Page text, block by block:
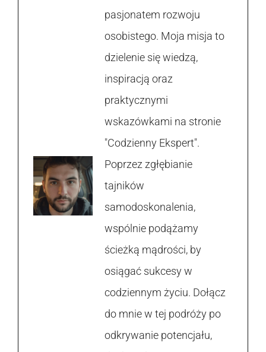
pasjonatem rozwoju
osobistego. Moja misja to
dzielenie się wiedzą,
inspiracją oraz
praktycznymi
wskazówkami na stronie
"Codzienny Ekspert".
Poprzez zgłębianie
tajników
samodoskonalenia,
wspólnie podążamy
ścieżką mądrości, by
osiągać sukcesy w
codziennym życiu. Dołącz
do mnie w tej podróży po
odkrywanie potencjału,